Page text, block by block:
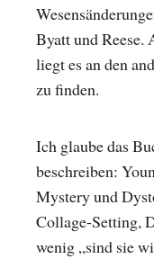
Byatt und
liegt es an den
zu finden.
Ich glaube das
beschreiben:
Mystery und
Collage-Setting,
wenig „sind sie